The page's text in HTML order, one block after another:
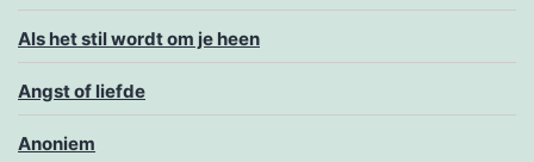
Als het stil wordt om je heen
Angst of liefde
Anoniem